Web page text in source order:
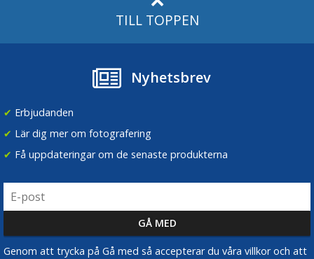
TILL TOPPEN
Nyhetsbrev
✔ Erbjudanden
✔ Lär dig mer om fotografering
✔ Få uppdateringar om de senaste produkterna
Genom att trycka på Gå med så accepterar du våra villkor och att